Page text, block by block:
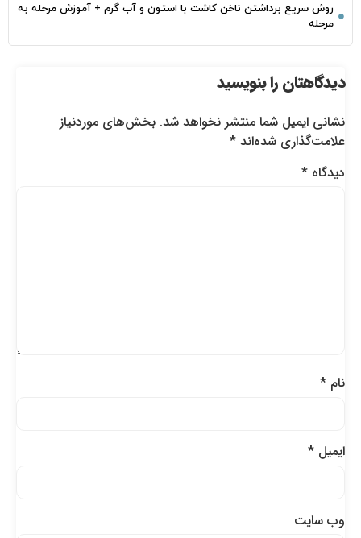
روش سریع برداشتن ناخن کاشت با استون و آب گرم + آموزش مرحله به
مرحله
دیدگاهتان را بنویسید
نشانی ایمیل شما منتشر نخواهد شد. بخش‌های موردنیاز
علامت‌گذاری شده‌اند*
دیدگاه*
نام*
ایمیل*
وب‌ سایت